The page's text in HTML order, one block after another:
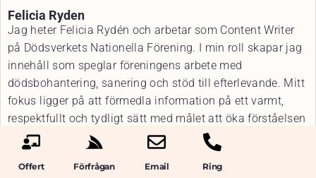
Felicia Ryden
Jag heter Felicia Rydén och arbetar som Content Writer
på Dödsverkets Nationella Förening. I min roll skapar jag
innehåll som speglar föreningens arbete med
dödsbohantering, sanering och stöd till efterlevande. Mitt
fokus ligger på att förmedla information på ett varmt,
respektfullt och tydligt sätt med målet att öka förståelsen
för det viktiga arbete vi gör och skapa trygghet för
människor i livets mest känsliga skeden.
VIEW ALL POSTS
Offert Förfrågan Email Ring